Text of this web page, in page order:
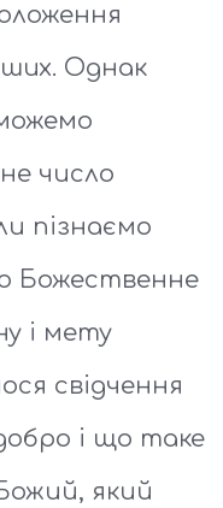
Однак
число
пізнаємо
Божественне
і мету
свідчення
і що таке
який